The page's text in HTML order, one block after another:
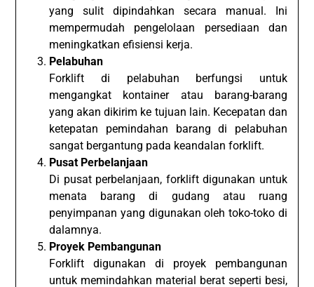
yang sulit dipindahkan secara manual. Ini
mempermudah pengelolaan persediaan dan
meningkatkan efisiensi kerja.
Pelabuhan
Forklift di pelabuhan berfungsi untuk
mengangkat kontainer atau barang-barang
yang akan dikirim ke tujuan lain. Kecepatan dan
ketepatan pemindahan barang di pelabuhan
sangat bergantung pada keandalan forklift.
Pusat Perbelanjaan
Di pusat perbelanjaan, forklift digunakan untuk
menata barang di gudang atau ruang
penyimpanan yang digunakan oleh toko-toko di
dalamnya.
Proyek Pembangunan
Forklift digunakan di proyek pembangunan
untuk memindahkan material berat seperti besi,